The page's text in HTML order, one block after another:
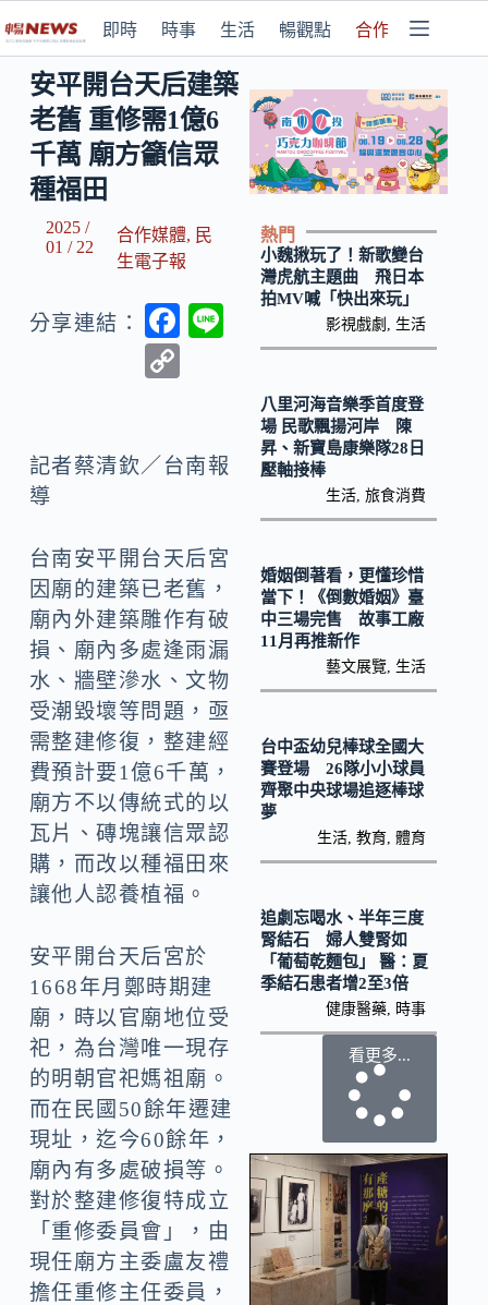
即時 時事 生活 暢觀點 合作媒體
安平開台天后建築
老舊 重修需1億6
千萬 廟方籲信眾
種福田
2025 /
01 / 22
合作媒體, 民
生電子報
分享連結：
F
o
y
k
記者蔡清欽／台南報
導
台南安平開台天后宮
因廟的建築已老舊，
廟內外建築雕作有破
損、廟內多處逢雨漏
水、牆壁滲水、文物
受潮毀壞等問題，亟
需整建修復，整建經
費預計要1億6千萬，
廟方不以傳統式的以
瓦片、磚塊讓信眾認
購，而改以種福田來
讓他人認養植福。
安平開台天后宮於
1668年月鄭時期建
廟，時以官廟地位受
祀，為台灣唯一現存
的明朝官祀媽祖廟。
而在民國50餘年遷建
現址，迄今60餘年，
廟內有多處破損等。
對於整建修復特成立
「重修委員會」，由
現任廟方主委盧友禮
擔任重修主任委員，
熱門
小魏揪玩了！新歌變台
灣虎航主題曲 飛日本
拍MV喊「快出來玩」
影視戲劇 生活
八里河海音樂季首度登
場 民歌飄揚河岸 陳
昇、新寶島康樂隊28日
壓軸接棒
生活 ,旅食消費
婚姻倒著看，更懂珍惜
當下！《倒數婚姻》臺
中三場完售 故事工廠
11月再推新作
藝文展覽 生活
台中盃幼兒棒球全國大
賽登場 26隊小小球員
齊聚中央球場追逐棒球
夢
生活 ,教育 ,體育
追劇忘喝水、半年三度
腎結石 婦人雙腎如
「葡萄乾麵包」 醫：夏
季結石患者增2至3倍
健康醫藥 時事
看更多...